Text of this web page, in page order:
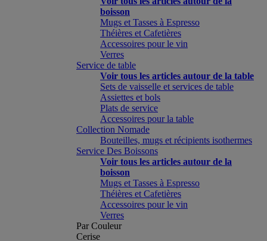
boisson
Mugs et Tasses à Espresso
Théières et Cafetières
Accessoires pour le vin
Verres
Service de table
Voir tous les articles autour de la table
Sets de vaisselle et services de table
Assiettes et bols
Plats de service
Accessoires pour la table
Collection Nomade
Bouteilles, mugs et récipients isothermes
Service Des Boissons
Voir tous les articles autour de la
boisson
Mugs et Tasses à Espresso
Théières et Cafetières
Accessoires pour le vin
Verres
Par Couleur
Cerise